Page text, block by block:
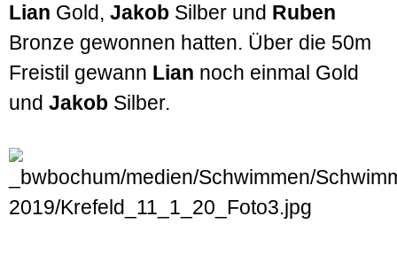
Lian Gold, Jakob Silber und Ruben
Bronze gewonnen hatten. Über die 50m
Freistil gewann Lian noch einmal Gold
und Jakob Silber.